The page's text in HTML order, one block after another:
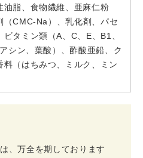
油脂、食物繊維、亜麻仁粉
（CMC-Na）、乳化剤、パセ
ビタミン類（A、C、E、B1、
シン、葉酸）、酢酸亜鉛、ク
料（はちみつ、ミルク、ミン
、万全を期しております